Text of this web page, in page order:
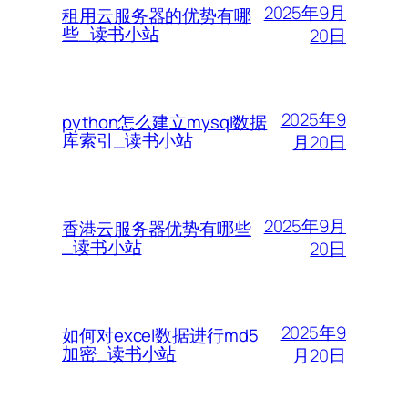
租用云服务器的优势有哪
些_读书小站
2025年9月
20日
python怎么建立mysql数据
库索引_读书小站
2025年9
月20日
香港云服务器优势有哪些
_读书小站
2025年9月
20日
如何对excel数据进行md5
加密_读书小站
2025年9
月20日